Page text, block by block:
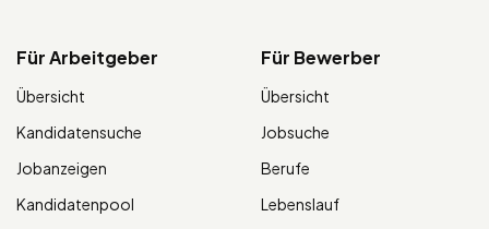
Für Arbeitgeber
Übersicht
Kandidatensuche
Jobanzeigen
Kandidatenpool
Für Bewerber
Übersicht
Jobsuche
Berufe
Lebenslauf